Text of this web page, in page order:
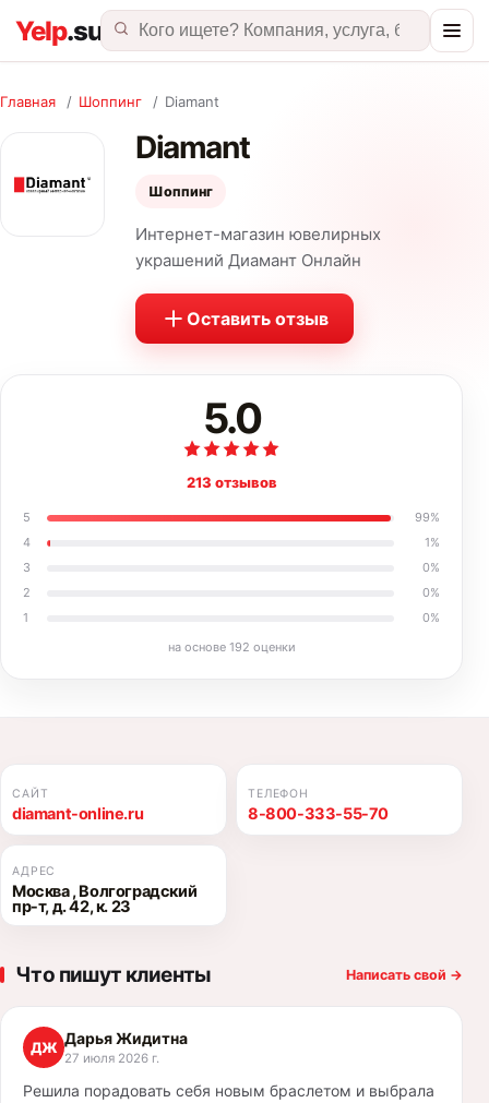
Главная / Шоппинг / Diamant
Diamant
Шоппинг
Интернет-магазин ювелирных
украшений Диамант Онлайн
Оставить отзыв
5.0
213 отзывов
5 99%
4
1%
3
0%
2
0%
1
0%
на основе 192 оценки
САЙТ
diamant-online.ru
ТЕЛЕФОН
8-800-333-55-70
АДРЕС
Москва , Волгоградский
пр-т, д. 42, к. 23
Что пишут клиенты Написать свой →
ДЖ Дарья Жидитна
27 июля 2026 г.
Решила порадовать себя новым браслетом и выбрала